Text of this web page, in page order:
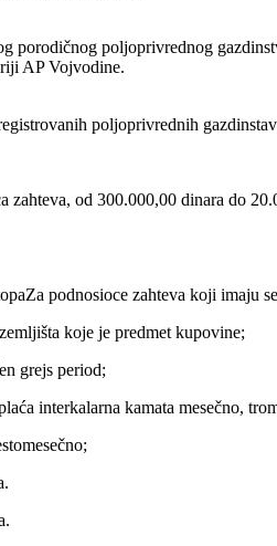
porodičnog poljoprivrednog
AP Vojvodine.
poljoprivrednih
zahteva, od 300.000,00 dinara do
podnosioce zahteva koji imaju
koje je predmet kupovine;
grejs period;
interkalarna kamata mesečno,